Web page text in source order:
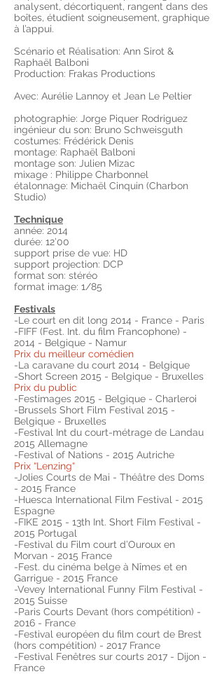
analysent, décortiquent, rangent dans des
boîtes, étudient soigneusement, graphique
à l’appui.
Scénario et Réalisation: Ann Sirot &
Raphaël Balboni
Production: Frakas Productions
Avec: Aurélie Lannoy et Jean Le Peltier
photographie: Jorge Piquer Rodriguez
ingénieur du son: Bruno Schweisguth
costumes: Frédérick Denis
montage: Raphaël Balboni
montage son: Julien Mizac
mixage : Philippe Charbonnel
étalonnage: Michaël Cinquin (Charbon
Studio)
Technique
année: 2014
durée: 12’00
support prise de vue: HD
support projection: DCP
format son: stéréo
format image: 1/85
Festivals
-Le court en dit long 2014 - France - Paris
-FIFF (Fest. Int. du film Francophone) -
2014 - Belgique - Namur
Prix du meilleur comédien
-La caravane du court 2014 - Belgique
-Short Screen 2015 - Belgique - Bruxelles
Prix du public
-Festimages 2015 - Belgique - Charleroi
-Brussels Short Film Festival 2015 -
Belgique - Bruxelles
-Festival Int du court-métrage de Landau
2015 Allemagne
-Festival of Nations - 2015 Autriche
Prix “Lenzing“
-Jolies Courts de Mai - Théâtre des Doms
- 2015 France
-Huesca International Film Festival - 2015
Espagne
-FIKE 2015 - 13th Int. Short Film Festival -
2015 Portugal
-Festival du Film court d’Ouroux en
Morvan - 2015 France
-Fest. du cinéma belge à Nîmes et en
Garrigue - 2015 France
-Vevey International Funny Film Festival -
2015 Suisse
-Paris Courts Devant (hors compétition) -
2016 - France
-Festival européen du film court de Brest
(hors compétition) - 2017 France
-Festival Fenêtres sur courts 2017 - Dijon -
France